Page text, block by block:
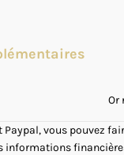
Or
Paypal, vous pouvez
informations